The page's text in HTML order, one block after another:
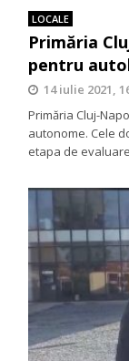
LOCALE
Primăria
pentru
14 iulie 2021,
Primăria Cluj-
autonome. Cele
etapa de